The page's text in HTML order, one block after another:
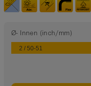
Ø- Innen (inch/mm)